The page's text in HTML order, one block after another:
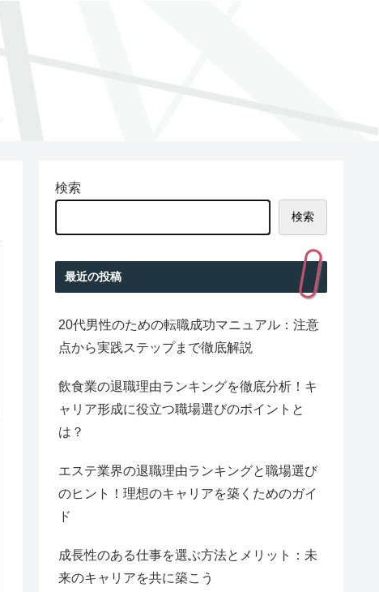
検索
検索
最近の投稿
20代男性のための転職成功マニュアル：注意
点から実践ステップまで徹底解説
飲食業の退職理由ランキングを徹底分析！キ
ャリア形成に役立つ職場選びのポイントと
は？
エステ業界の退職理由ランキングと職場選び
のヒント！理想のキャリアを築くためのガイ
ド
成長性のある仕事を選ぶ方法とメリット：未
来のキャリアを共に築こう